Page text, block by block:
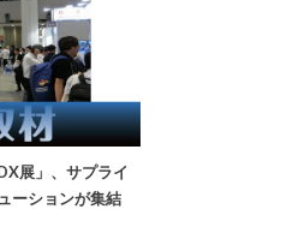
展」、サプライ
ーションが集結